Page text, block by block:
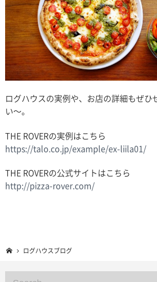
ログハウスの実例や、お店の詳細もぜひ
い〜。
THE ROVERの実例はこちら
https://talo.co.jp/example/ex-liila01/
THE ROVERの公式サイトはこちら
http://pizza-rover.com/
ログハウスブログ